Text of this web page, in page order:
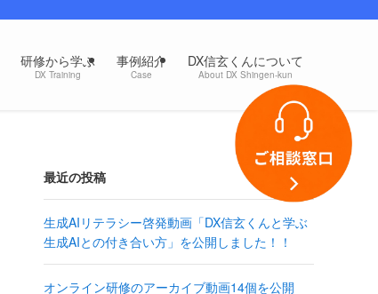
研修から学ぶ
DX Training
事例紹介
Case
DX信玄くんについて
About DX Shingen-kun
最近の投稿
生成AIリテラシー啓発動画「DX信玄くんと学ぶ
生成AIとの付き合い方」を公開しました！！
オンライン研修のアーカイブ動画14個を公開